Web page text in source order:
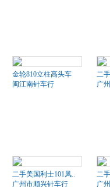
金轮810立柱高头车
闽江南针车行
二
广
二手美国利士101凤..
广州市顺兴针车行
二
广